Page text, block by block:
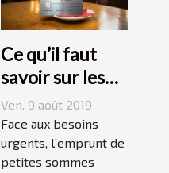
Ce qu’il faut
savoir sur les
petits crédits
rapides
Ven. 9 août 2019
Face aux besoins
urgents, l’emprunt de
petites sommes